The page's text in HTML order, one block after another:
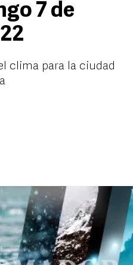
7 de
clima para la ciudad